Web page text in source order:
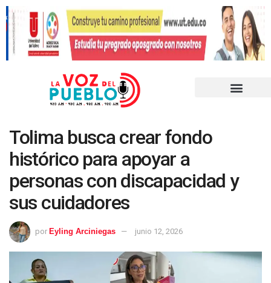
Tolima busca crear fondo
histórico para apoyar a
personas con discapacidad y
sus cuidadores
por Eyling Arciniegas junio 12, 2026